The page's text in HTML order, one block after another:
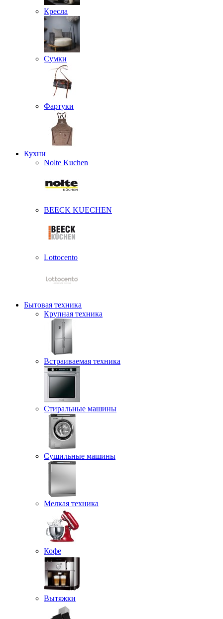
Кресла
Сумки
Фартуки
Кухни
Nolte Kuchen
BEECK KUECHEN
Lottocento
Бытовая техника
Крупная техника
Встраиваемая техника
Стиральные машины
Сушильные машины
Мелкая техника
Кофе
Вытяжки